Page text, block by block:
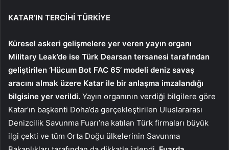
KATAR’IN TERCİHİ TÜRKİYE
Küresel askeri gelişmelere yer veren yayın organı
Military Leak’de ise Türk Dearsan tersanesi tarafından
geliştirilen ‘Hücum Bot FAC 65’ modeli deniz savaş
aracını almak üzere Katar ile bir anlaşma imzalandığı
bilgisine yer verildi. Yayın organının verdiği bilgilere göre
Katar’ın başkenti Doha’da gerçekleştirilen Uluslararası
Denizcilik Savunma Fuarı’na katılan Türk firmaları büyük
ilgi çekti ve tüm Orta Doğu ülkelerinin Savunma